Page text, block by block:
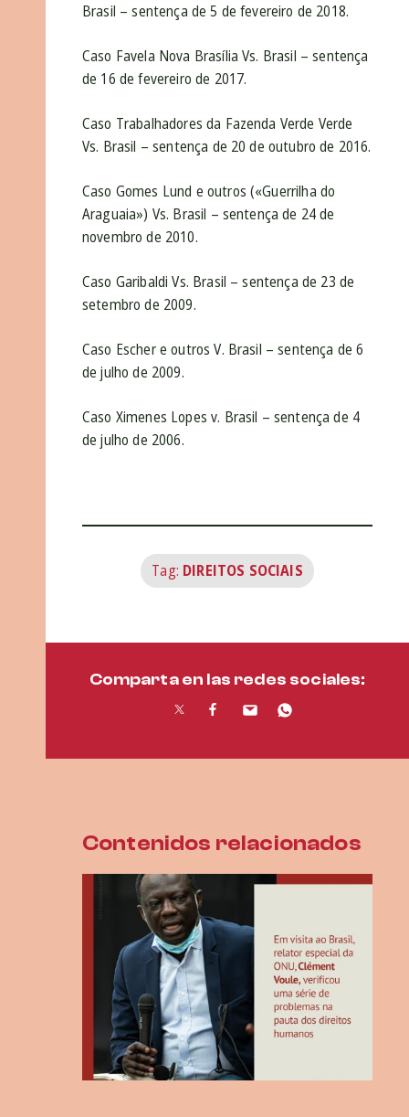
Brasil – sentença de 5 de fevereiro de 2018.
Caso Favela Nova Brasília Vs. Brasil – sentença
de 16 de fevereiro de 2017.
Caso Trabalhadores da Fazenda Verde Verde
Vs. Brasil – sentença de 20 de outubro de 2016.
Caso Gomes Lund e outros («Guerrilha do
Araguaia») Vs. Brasil – sentença de 24 de
novembro de 2010.
Caso Garibaldi Vs. Brasil – sentença de 23 de
setembro de 2009.
Caso Escher e outros V. Brasil – sentença de 6
de julho de 2009.
Caso Ximenes Lopes v. Brasil – sentença de 4
de julho de 2006.
Tag: DIREITOS SOCIAIS
Comparta en las redes sociales:
Contenidos relacionados